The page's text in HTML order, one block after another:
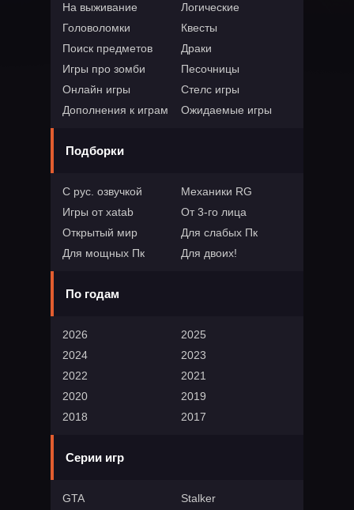
На выживание
Логические
Головоломки
Квесты
Поиск предметов
Драки
Игры про зомби
Песочницы
Онлайн игры
Стелс игры
Дополнения к играм
Ожидаемые игры
Подборки
С рус. озвучкой
Механики RG
Игры от xatab
От 3-го лица
Открытый мир
Для слабых Пк
Для мощных Пк
Для двоих!
По годам
2026
2025
2024
2023
2022
2021
2020
2019
2018
2017
Серии игр
GTA
Stalker